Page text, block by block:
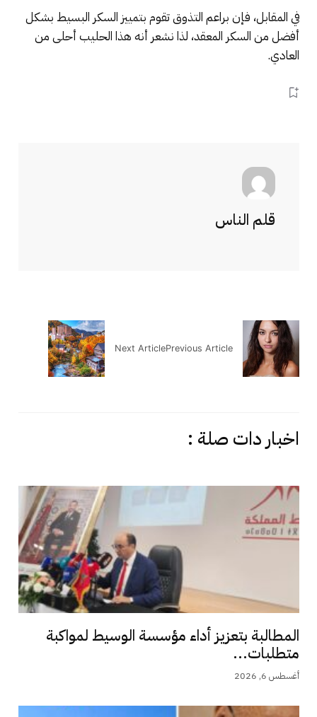
في المقابل، فإن براعم التذوق تقوم بتمييز السكر البسيط بشكل
أفضل من السكر المعقد، لذا نشعر أنه هذا الحليب أحلى من
العادي.
قلم الناس
Previous Article
Next Article
اخبار دات صلة :
المطالبة بتعزيز أداء مؤسسة الوسيط لمواكبة
متطلبات...
أغسطس 6, 2026